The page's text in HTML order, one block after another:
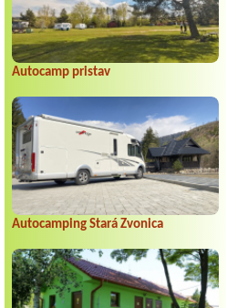
Autocamp pristav
Autocamping Stará Zvonica